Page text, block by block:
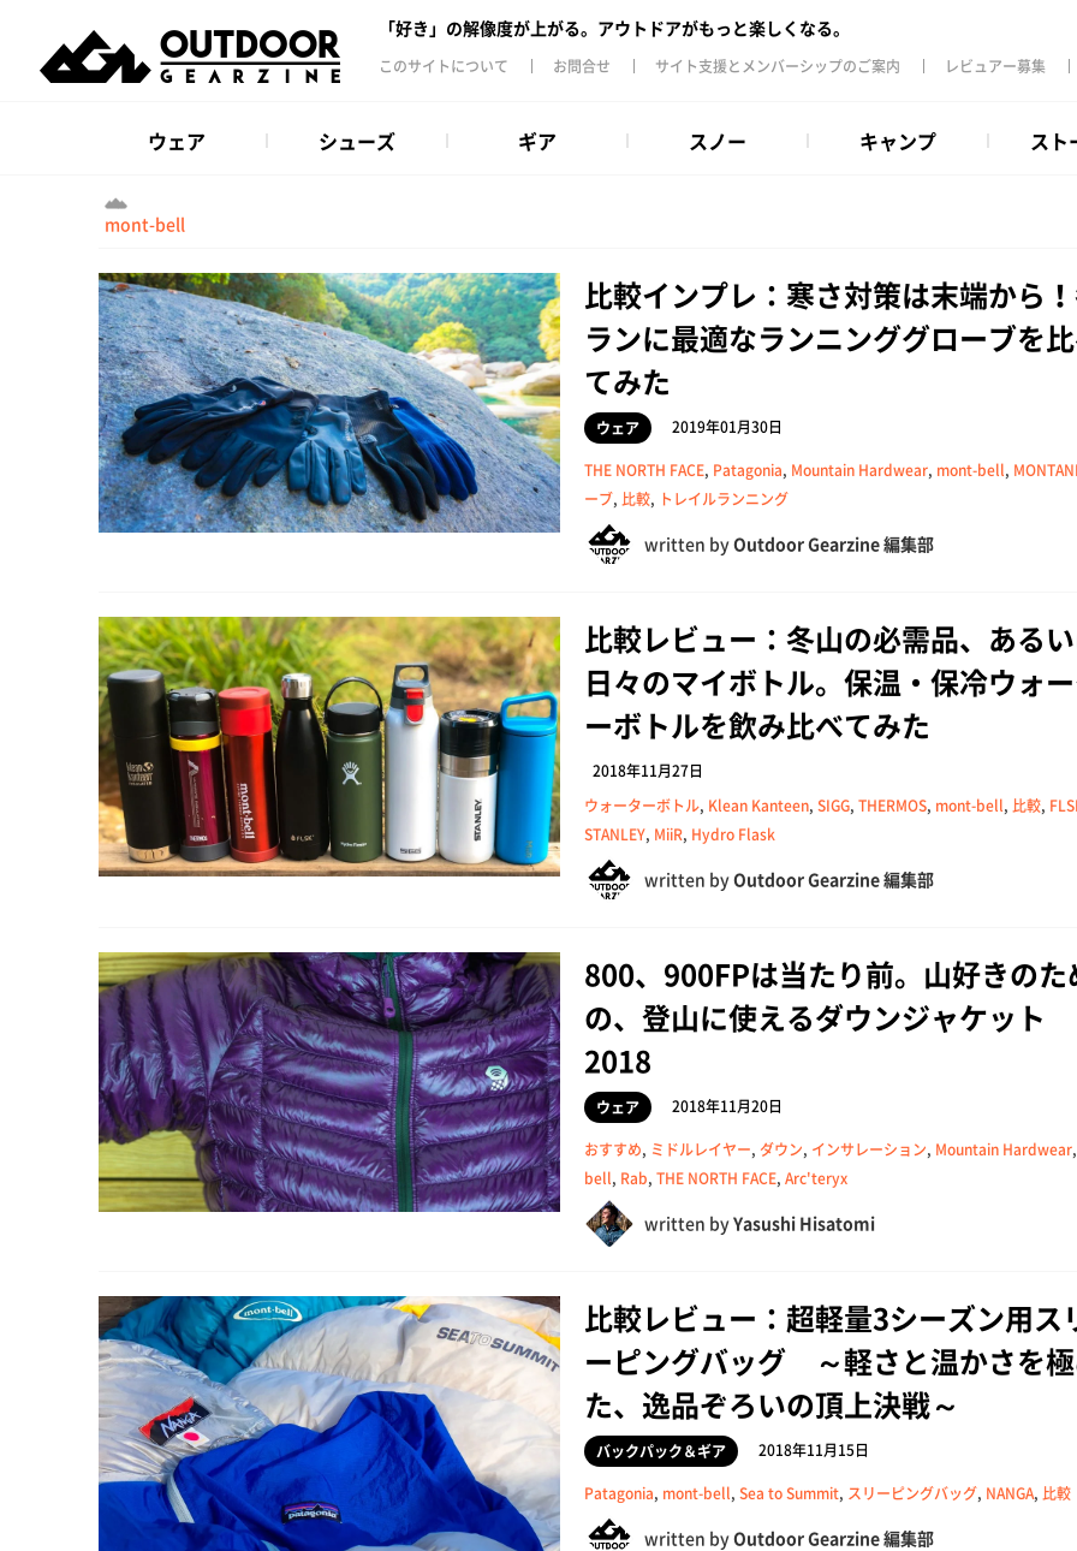
「好き」の解像度が上がる。アウトドアがもっと楽しくなる。
このサイトについて お問合せ サイト支援とメンバーシップのご案内 レビュアー募集
ウェア シューズ ギア スノー キャンプ スト
mont-bell
比較インプレ：寒さ対策は末端から
ランに最適なランニンググローブを
てみた
ウェア
2019年01月30日
THE NORTH FACE, Patagonia, Mountain Hardwear, mont-bell,
ーブ, 比較, トレイルランニング
written byOutdoor Gearzine 編集部
比較レビュー：冬山の必需品、ある
日々のマイボトル。保温・保冷ウォ
ーボトルを飲み比べてみた
2018年11月27日
ウォーターボトル, Klean Kanteen, SIGG, THERMOS, mont-bell, 比較,
STANLEY, MiiR, Hydro Flask
written byOutdoor Gearzine 編集部
800、900FPは当たり前。山好きのた
の、登山に使えるダウンジャケット
2018
ウェア
2018年11月20日
おすすめ, ミドルレイヤー, ダウン, インサレーション, Mountain Hardwear,
bell, Rab, THE NORTH FACE, Arc'teryx
written byYasushi Hisatomi
比較レビュー：超軽量3シーズン用ス
ーピングバッグ ～軽さと温かさを
た、逸品ぞろいの頂上決戦～
バックパック＆ギア
2018年11月15日
Patagonia, mont-bell, Sea to Summit, スリーピングバッグ, NANGA, 比較
written byOutdoor Gearzine 編集部